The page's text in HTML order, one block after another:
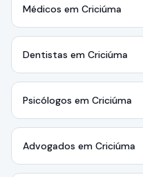
Médicos em Criciúma
Dentistas em Criciúma
Psicólogos em Criciúma
Advogados em Criciúma